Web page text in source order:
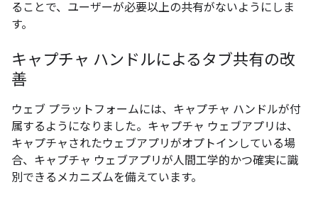
ることで、ユーザーが必要以上の共有がないようにしま
す。
キャプチャ ハンドルによるタブ共有の改
善
ウェブ プラットフォームには、キャプチャ ハンドルが付
属するようになりました。キャプチャ ウェブアプリは、
キャプチャされたウェブアプリがオプトインしている場
合、キャプチャ ウェブアプリが人間工学的かつ確実に識
別できるメカニズムを備えています。